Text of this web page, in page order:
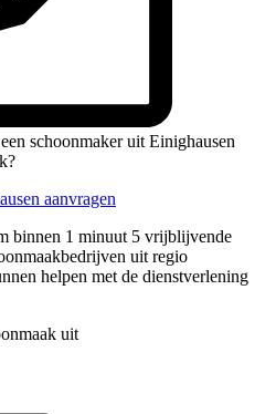
schoonmaker uit Einighausen
aanvragen
binnen 1 minuut 5 vrijblijvende
uit regio
helpen met de dienstverlening
uit